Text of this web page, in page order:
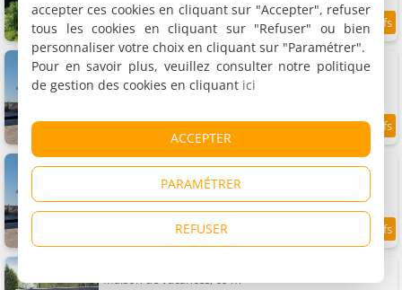
7 km 9.1/10
Vernieuwd Zeezicht Villa Zee Luxe
Appartement, 75 m²
6 personnes, 3 chambres, 1 salle de bains
9.5/10
Vernieuwd Zeezicht Villa Strand Luxe
Appartement, 75 m²
6 personnes, 3 chambres, 1 salle de bains
8.9
Maison de vacances, 69 m²
accepter ces cookies en cliquant sur "Accepter", refuser
tous les cookies en cliquant sur "Refuser" ou bien
personnaliser votre choix en cliquant sur "Paramétrer".
Pour en savoir plus, veuillez consulter notre politique
de gestion des cookies en cliquant ici
ACCEPTER
PARAMÉTRER
REFUSER